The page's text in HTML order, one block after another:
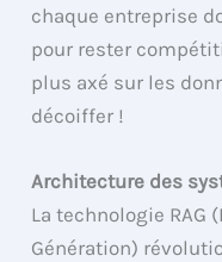
chaque entreprise
pour rester
plus axé sur les
décoiffer !
Architecture des
La technologie RAG
Génération)